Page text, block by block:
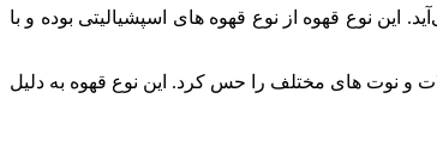
نوع قهوه از نوع قهوه های اسپشیالیتی بوده و با
و نوت های مختلف را حس کرد. این نوع قهوه به دلیل